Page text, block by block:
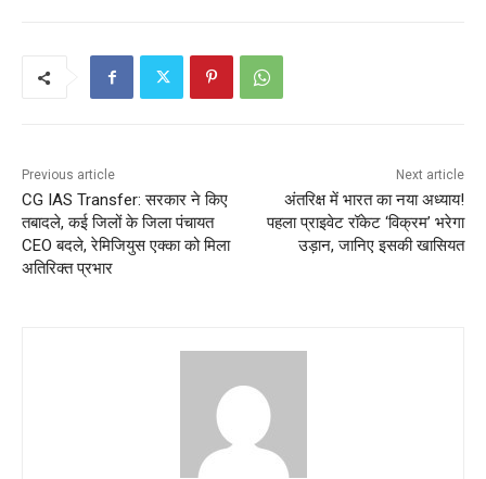
Previous article
CG IAS Transfer: सरकार ने किए
तबादले, कई जिलों के जिला पंचायत
CEO बदले, रेमिजियुस एक्का को मिला
अतिरिक्त प्रभार
Next article
अंतरिक्ष में भारत का नया अध्याय!
पहला प्राइवेट रॉकेट ‘विक्रम’ भरेगा
उड़ान, जानिए इसकी खासियत